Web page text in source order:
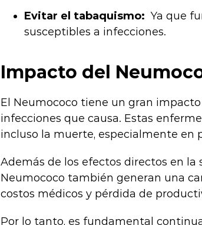
Evitar el tabaquismo: Ya que
susceptibles a infecciones.
Impacto del
El Neumococo tiene un gran
infecciones que causa. Estas
incluso la muerte, especialmente en
Además de los efectos directos en la
Neumococo también generan una
costos médicos y pérdida de
Por lo tanto, es fundamental